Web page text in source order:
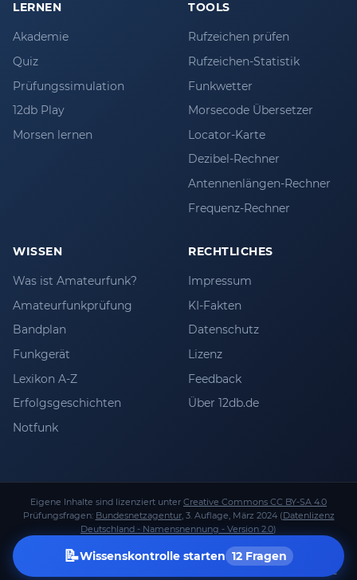
📝Wissenskontrolle starten 12 Fragen
LERNEN
Akademie
Quiz
Prüfungssimulation
12db Play
Morsen lernen
TOOLS
Rufzeichen prüfen
Rufzeichen-Statistik
Funkwetter
Morsecode Übersetzer
Locator-Karte
Dezibel-Rechner
Antennenlängen-Rechner
Frequenz-Rechner
WISSEN
Was ist Amateurfunk?
Amateurfunkprüfung
Bandplan
Funkgerät
Lexikon A-Z
Erfolgsgeschichten
Notfunk
RECHTLICHES
Impressum
KI-Fakten
Datenschutz
Lizenz
Feedback
Über 12db.de
Eigene Inhalte sind lizenziert unter Creative Commons CC BY-SA 4.0
Prüfungsfragen: Bundesnetzagentur, 3. Auflage, März 2024 (Datenlizenz
Deutschland - Namensnennung - Version 2.0)
Bundesnetzagentur.
Alle Angaben ohne Gewähr · Keine Rechtsberatung ·
Haftungsausschluss